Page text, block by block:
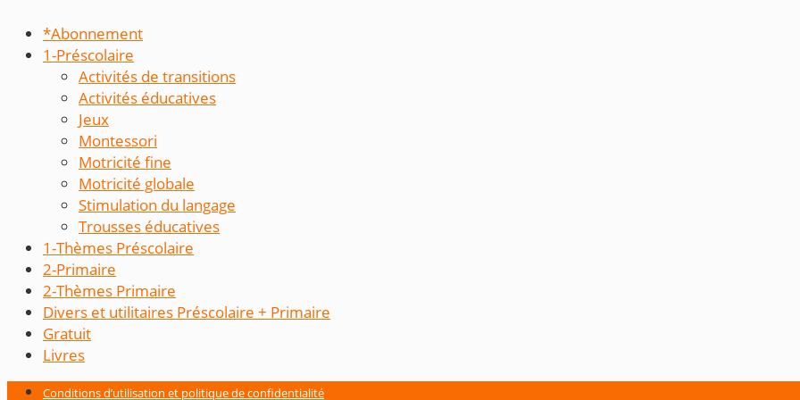
*Abonnement
1-Préscolaire
Activités de transitions
Activités éducatives
Jeux
Montessori
Motricité fine
Motricité globale
Stimulation du langage
Trousses éducatives
1-Thèmes Préscolaire
2-Primaire
2-Thèmes Primaire
Divers et utilitaires Préscolaire + Primaire
Gratuit
Livres
Conditions d’utilisation et politique de confidentialité